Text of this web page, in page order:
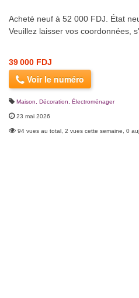
Acheté neuf à 52 000 FDJ. État
Veuillez laisser vos coordonnées,
39 000 FDJ
Voir le numéro
Maison, Décoration Électroménager
23 mai 2026
94 vues au total, 2 vues cette semaine, 0